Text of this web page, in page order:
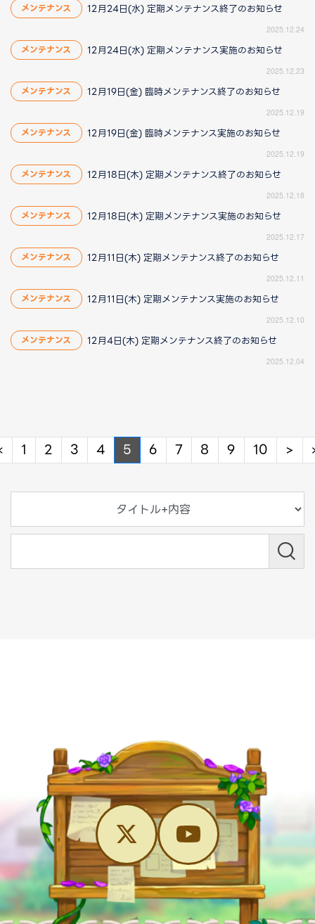
メンテナンス 12月24日(水) 定期メンテナンス終了のお知らせ
2025.12.24
メンテナンス 12月24日(水) 定期メンテナンス実施のお知らせ
2025.12.23
メンテナンス 12月19日(金) 臨時メンテナンス終了のお知らせ
2025.12.19
メンテナンス 12月19日(金) 臨時メンテナンス実施のお知らせ
2025.12.19
メンテナンス 12月18日(木) 定期メンテナンス終了のお知らせ
2025.12.18
メンテナンス 12月18日(木) 定期メンテナンス実施のお知らせ
2025.12.17
メンテナンス 12月11日(木) 定期メンテナンス終了のお知らせ
2025.12.11
メンテナンス 12月11日(木) 定期メンテナンス実施のお知らせ
2025.12.10
メンテナンス 12月4日(木) 定期メンテナンス終了のお知らせ
2025.12.04
Previous
1 2 3 4 5 6 7 8 9 10 >